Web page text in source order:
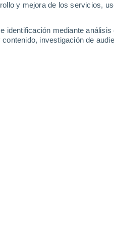
y mejora de los servicios,
identificación mediante
investigación de
17°
Capitán
Corbeta
17°